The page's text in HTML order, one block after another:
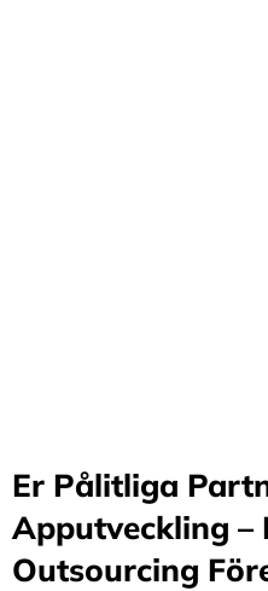
Er Pålitliga
Apputveckling –
Outsourcing